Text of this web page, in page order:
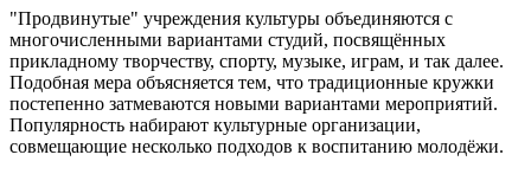
"Продвинутые" учреждения культуры объединяются с
многочисленными вариантами студий, посвящённых
прикладному творчеству, спорту, музыке, играм, и так далее.
Подобная мера объясняется тем, что традиционные кружки
постепенно затмеваются новыми вариантами мероприятий.
Популярность набирают культурные организации,
совмещающие несколько подходов к воспитанию молодёжи.